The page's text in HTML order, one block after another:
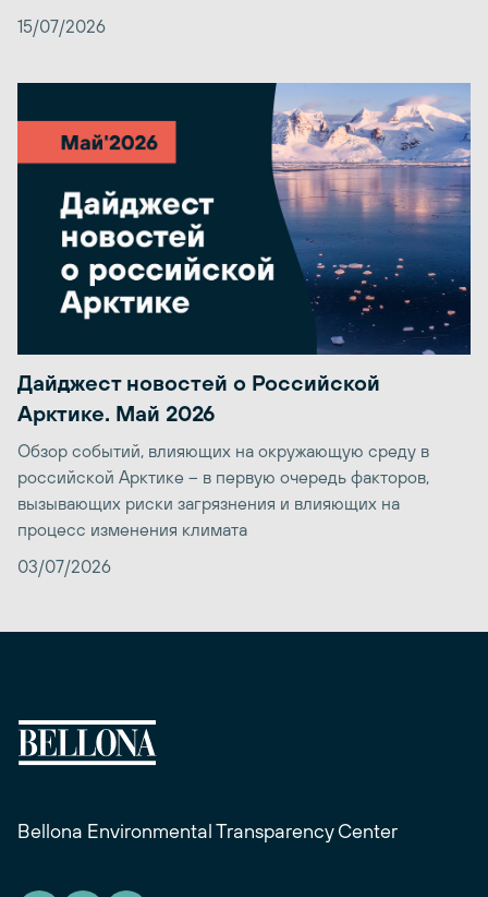
15/07/2026
Дайджест новостей о Российской
Арктике. Май 2026
Обзор событий, влияющих на окружающую среду в
российской Арктике – в первую очередь факторов,
вызывающих риски загрязнения и влияющих на
процесс изменения климата
03/07/2026
Bellona Environmental Transparency Center